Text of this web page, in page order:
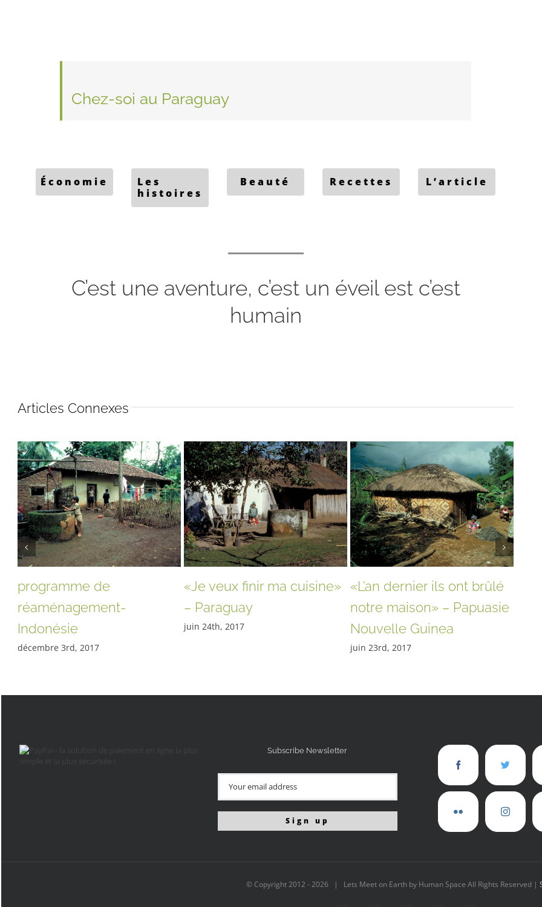
Chez-soi au Paraguay
Économie
Les
histoires
Beauté Recettes L’article
C’est une aventure, c’est un éveil est c’est
humain
Articles Connexes
programme de
réaménagement-
Indonésie
décembre 3rd, 2017
«Je veux finir ma cuisine»
– Paraguay
juin 24th, 2017
«L’an dernier ils ont brûlé
notre maison» – Papuasie
Nouvelle Guinea
juin 23rd, 2017
Subscribe Newsletter
© Copyright 2012 -2026 | Lets Meet on Earth by Human Space All Rights Reserved |